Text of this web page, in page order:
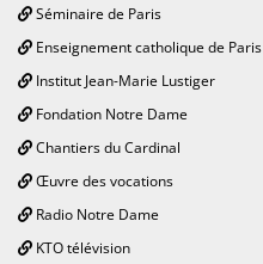
Séminaire de Paris
Enseignement catholique de Paris
Institut Jean-Marie Lustiger
Fondation Notre Dame
Chantiers du Cardinal
Œuvre des vocations
Radio Notre Dame
KTO télévision